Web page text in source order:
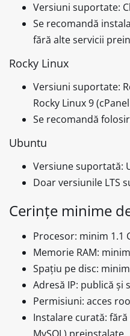
Versiuni suportate:
Se recomandă
fără alte servicii
Rocky Linux
Versiuni suportate:
Rocky Linux 9
Se recomandă
Ubuntu
Versiune suportată:
Doar versiunile LTS
Cerințe minime
Procesor: minim 1.1
Memorie RAM:
Spațiu pe disc:
Adresă IP: publică și
Permisiuni: acces
Instalare curată: fără